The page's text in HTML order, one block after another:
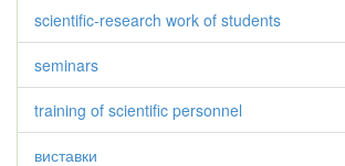
scientific-research work of students
seminars
training of scientific personnel
виставки